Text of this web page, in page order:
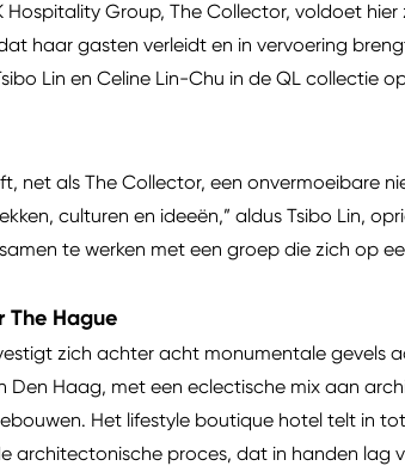
Hospitality Group, The Collector, voldoet
haar gasten verleidt en in vervoering
Lin en Celine Lin-Chu in de QL collectie
net als The Collector, een onvermoeibare
culturen en ideeën,” aldus Tsibo Lin,
te werken met een groep die zich op
The Hague
zich achter acht monumentale gevels
Den Haag, met een eclectische mix aan
Het lifestyle boutique hotel telt in
architectonische proces, dat in handen lag